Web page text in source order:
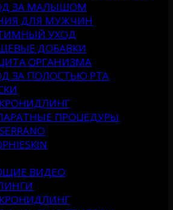
ЗА МАЛЫШОМ
ДЛЯ МУЖЧИН
УХОД
ДОБАВКИ
ОРГАНИЗМА
ЗА ПОЛОСТЬЮ РТА
ПРОЦЕДУРЫ
ВИДЕО